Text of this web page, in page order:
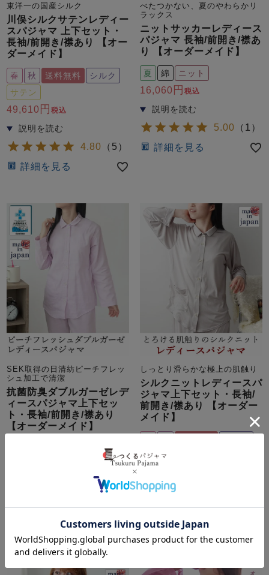
東洋一の国産シルク
川俣シルクサテンレディー
スパジャマ 上下セット・
長袖/前開き/襟あり 【オー
ダーメイド】
春 秋 送料無料
シルク
サテン
49,610 税込
4.80 （ 5 ）
詳細を見る
べたつかない、夏のやわらかリ
ラックス
ニットサッカーレディース
パジャマ 長袖/前開き/襟あ
り 【オーダーメイド】
夏 綿 ニット
16,060 税込
5.00 （ 1 ）
詳細を見る
SEK取得の日清紡ピーチフレッ
シュ加工で清潔
抗菌防臭ダブルガーゼレデ
ィースパジャマ上下セッ
ト・長袖/前開き/襟あり
【オーダーメイド】
抗菌
詳細を見る
しっとり滑らかな極上の肌触り
シルクニットレディースパ
ジャマ上下セット・長袖/
前開き/襟あり 【オーダー
メイド】
ニット
4.00（1）
詳細を見る